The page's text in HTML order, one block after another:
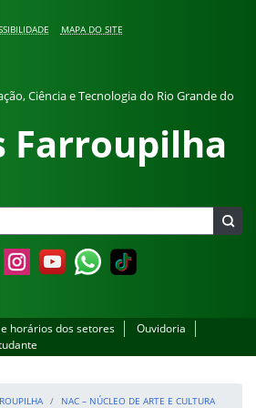
MAPA DO SITE
Ciência e Tecnologia do Rio Grande do
Farroupilha
InstagramYouTubeWhatsapp
horários dos setores
Ouvidoria
NAC – NÚCLEO DE ARTE E CULTURA